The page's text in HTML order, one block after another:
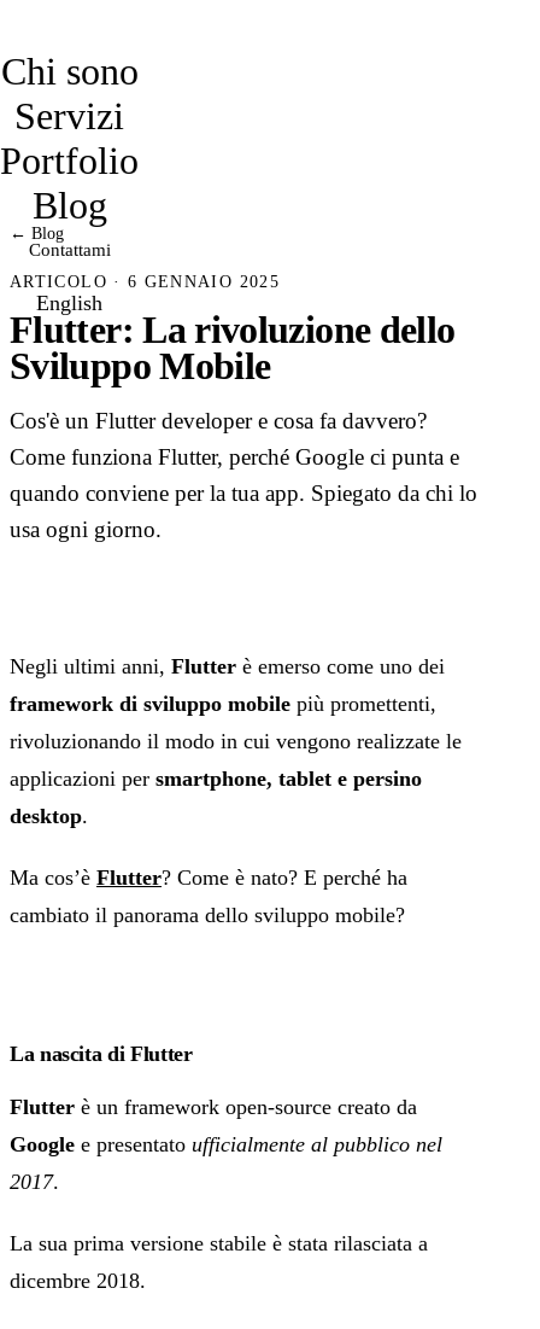
Chi sono
Servizi
Portfolio
Blog
Contattami
English
← Blog
ARTICOLO · 6 GENNAIO 2025
Flutter: La rivoluzione dello
Sviluppo Mobile
Cos'è un Flutter developer e cosa fa davvero?
Come funziona Flutter, perché Google ci punta e
quando conviene per la tua app. Spiegato da chi lo
usa ogni giorno.
Negli ultimi anni, Flutter è emerso come uno dei
framework di sviluppo mobile più promettenti,
rivoluzionando il modo in cui vengono realizzate le
applicazioni per smartphone, tablet e persino
desktop.
Ma cos’è Flutter? Come è nato? E perché ha
cambiato il panorama dello sviluppo mobile?
La nascita di Flutter
Flutter è un framework open-source creato da
Google e presentato ufficialmente al pubblico nel
2017.
La sua prima versione stabile è stata rilasciata a
dicembre 2018.